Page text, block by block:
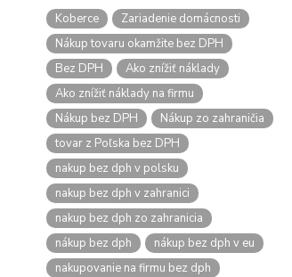
Koberce
Zariadenie domácnosti
Nákup tovaru okamžite bez DPH
Bez DPH
Ako znížiť náklady
Ako znížiť náklady na firmu
Nákup bez DPH
Nákup zo zahraničia
tovar z Poľska bez DPH
nakup bez dph v polsku
nakup bez dph v zahranici
nakup bez dph zo zahranicia
nákup bez dph
nákup bez dph v eu
nakupovanie na firmu bez dph